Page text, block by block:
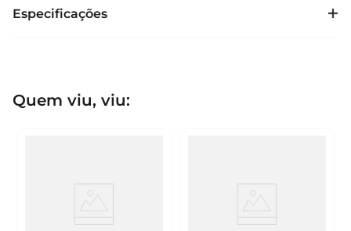
Especificações
Quem viu, viu: